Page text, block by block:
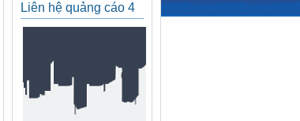
Liên hệ quảng cáo 4